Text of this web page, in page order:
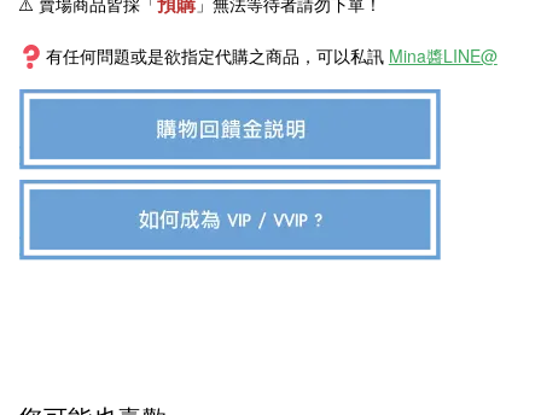
有任何問題或是欲指定代購之商品，可以私訊 Mina醬LINE@